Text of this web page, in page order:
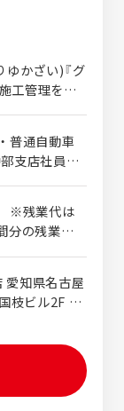
／岐阜県岐
町上印食4-
ップ高山
[最寄り駅]
ショップ
1622-2 [最
／三重県津
市岩淵3-5-1
かざい)『グ
工管理を行
間は業務内
し、先輩の
継ぎなが
えて一人立
使用する専
備、お取引
、現場のル
いた基礎を
ます。 いきな
ではなく、先
学んだスキ
普通自動車
験のある方
の方 ◇こ
績の安定した
ップを目指し
発的に学ぶ
の残業代を
万円＋賞与2
/新卒入社4
/37歳（月給
知県名古屋
ビル2F ◇
範囲は、主